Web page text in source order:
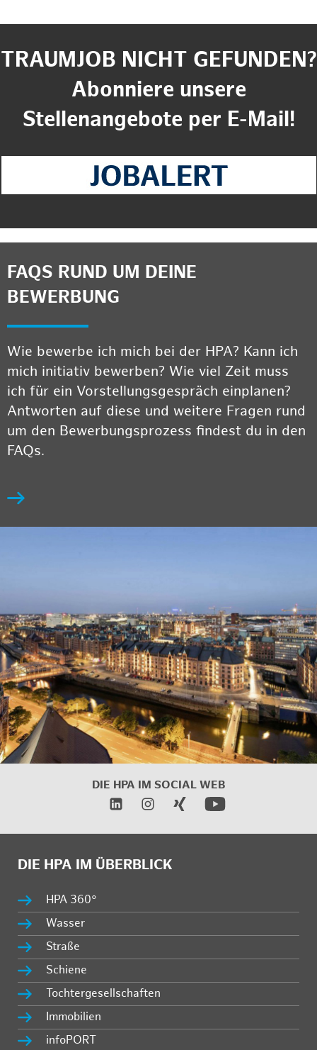
TRAUMJOB NICHT GEFUNDEN?
Abonniere unsere
Stellenangebote per E-Mail!
FAQS RUND UM DEINE
BEWERBUNG
Wie bewerbe ich mich bei der HPA? Kann ich
mich initiativ bewerben? Wie viel Zeit muss
ich für ein Vorstellungsgespräch einplanen?
Antworten auf diese und weitere Fragen rund
um den Bewerbungsprozess findest du in den
FAQs.
DIE HPA IM SOCIAL WEB
DIE HPA IM ÜBERBLICK
HPA 360°
Wasser
Straße
Schiene
Tochtergesellschaften
Immobilien
infoPORT